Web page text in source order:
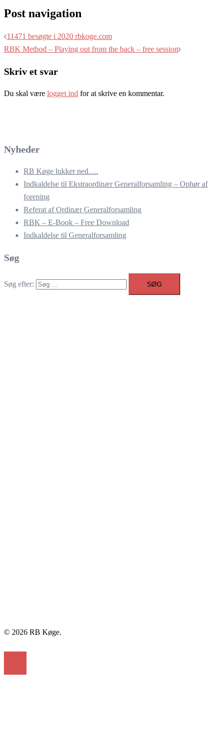
Post navigation
11471 besøgte i 2020 rbkoge.com
RBK Method – Playing out from the back – free session
Skriv et svar
Du skal være logget ind for at skrive en kommentar.
Nyheder
RB Køge lukker ned….
Indkaldelse til Ekstraordinær Generalforsamling – Ophør af
forening
Referat af Ordinær Generalforsamling
RBK – E-Book – Free Download
Indkaldelse til Generalforsamling
Søg
Søg efter:
© 2026 RB Køge.